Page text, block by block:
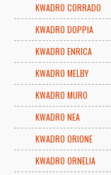
KWADRO CORRADO
KWADRO DOPPIA
KWADRO ENRICA
KWADRO MELBY
KWADRO MURO
KWADRO NEA
KWADRO ORIONE
KWADRO ORNELIA